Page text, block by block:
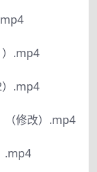
）.mp4
）.mp4
（修改）.mp4
.mp4